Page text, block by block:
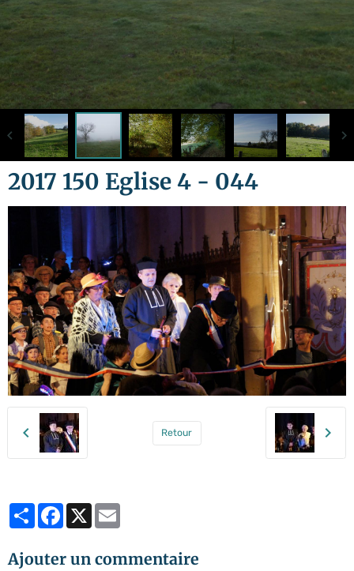
2017 150 Eglise 4 - 044
Retour
PartagerFacebook
Ajouter un commentaire